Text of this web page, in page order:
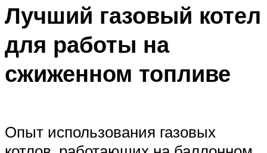
Лучший газовый котел
для работы на
сжиженном топливе
Опыт использования газовых